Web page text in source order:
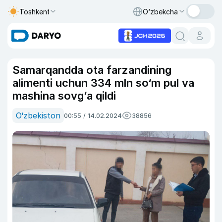
Toshkent O‘zbekcha
Samarqandda ota farzandining
alimenti uchun 334 mln so‘m pul va
mashina sovg‘a qildi
O‘zbekiston 00:55 / 14.02.2024 38856